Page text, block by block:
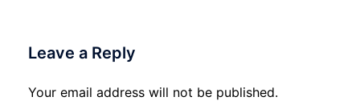
Leave a Reply
Your email address will not be published.